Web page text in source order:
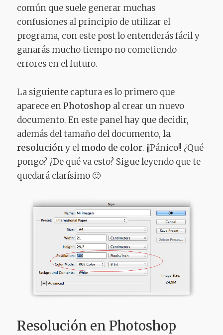
común que suele generar muchas
confusiones al principio de utilizar el
programa, con este post lo entenderás fácil y
ganarás mucho tiempo no cometiendo
errores en el futuro.
La siguiente captura es lo primero que
aparece enPhotoshop al crear un nuevo
documento. En este panel hay que decidir,
además del tamaño del documento, la
resolucióny elmodo de color. ¡¡Pánico!! ¿Qué
pongo? ¿De qué va esto? Sigue leyendo que te
quedará clarísimo 🙂
Resolución en Photoshop